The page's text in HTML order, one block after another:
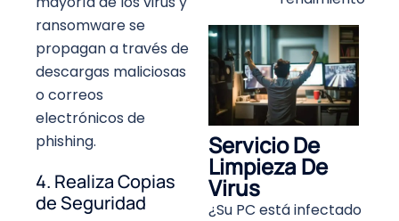
ransomware se
propagan a través de
descargas maliciosas
o correos
electrónicos de
phishing.
4. Realiza Copias
de Seguridad
Servicio De
Limpieza De
Virus
¿Su PC está infectado